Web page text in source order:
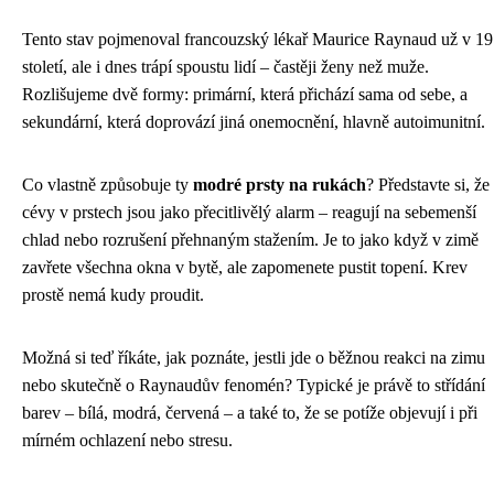
Tento stav pojmenoval francouzský lékař Maurice Raynaud už v
století, ale i dnes trápí spoustu lidí – častěji ženy než muže.
Rozlišujeme dvě formy: primární, která přichází sama od sebe, a
sekundární, která doprovází jiná onemocnění, hlavně autoimunitní.
Co vlastně způsobuje ty modré prsty na rukách? Představte si, že
cévy v prstech jsou jako přecitlivělý alarm – reagují na sebemenší
chlad nebo rozrušení přehnaným stažením. Je to jako když v zimě
zavřete všechna okna v bytě, ale zapomenete pustit topení. Krev
prostě nemá kudy proudit.
Možná si teď říkáte, jak poznáte, jestli jde o běžnou reakci na zimu
nebo skutečně o Raynaudův fenomén? Typické je právě to střídání
barev – bílá, modrá, červená – a také to, že se potíže objevují i při
mírném ochlazení nebo stresu.